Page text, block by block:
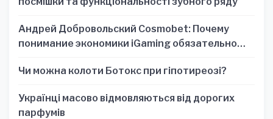
Андрей Добровольский Cosmobet: Почему
понимание экономики iGaming обязательно
Чи можна колоти Ботокс при гіпотиреозі?
Українці масово відмовляються від дорогих
парфумів